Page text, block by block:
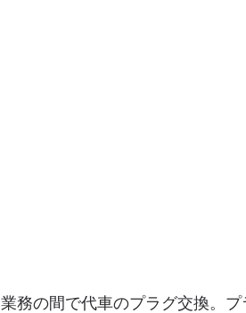
務の間で代車のプラグ交換。